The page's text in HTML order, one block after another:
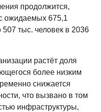
продолжится,
ожидаемых 675,1
507 тыс. человек в 2036
растёт доля
более низким
снижается
что вызвано в том
инфраструктуры,